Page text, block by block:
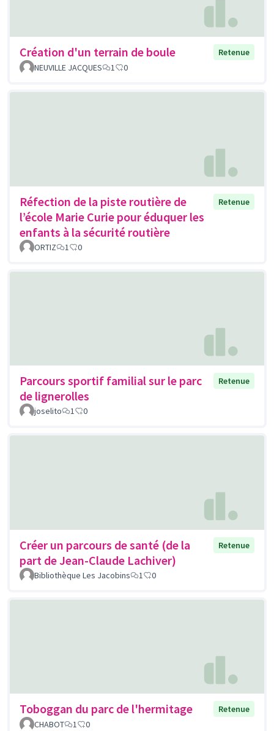
Création d'un terrain de boule
Retenue
NEUVILLE JACQUES
1 0
Réfection de la piste routière de
l’école Marie Curie pour éduquer les
enfants à la sécurité routière
Retenue
ORTIZ 1 0
Parcours sportif familial sur le parc
de lignerolles
Retenue
joselito 1 0
Créer un parcours de santé (de la
part de Jean-Claude Lachiver)
Retenue
Bibliothèque Les Jacobins 1 0
Toboggan du parc de l'hermitage
Retenue
CHABOT
1 0